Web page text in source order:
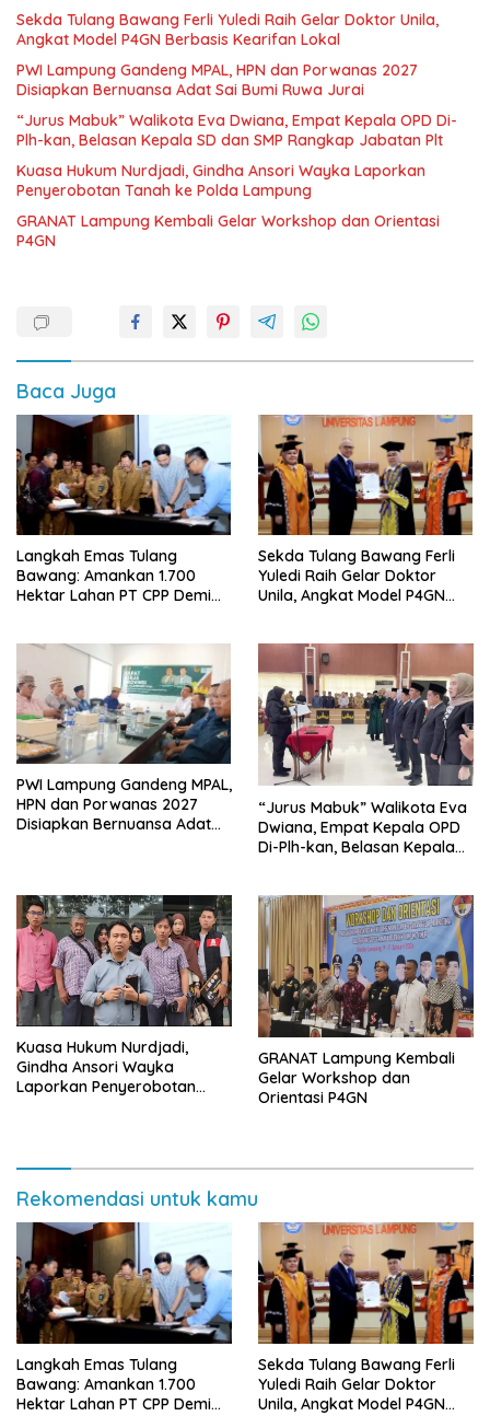
Sekda Tulang Bawang Ferli Yuledi Raih Gelar Doktor Unila,
Angkat Model P4GN Berbasis Kearifan Lokal
PWI Lampung Gandeng MPAL, HPN dan Porwanas 2027
Disiapkan Bernuansa Adat Sai Bumi Ruwa Jurai
“Jurus Mabuk” Walikota Eva Dwiana, Empat Kepala OPD Di-
Plh-kan, Belasan Kepala SD dan SMP Rangkap Jabatan Plt
Kuasa Hukum Nurdjadi, Gindha Ansori Wayka Laporkan
Penyerobotan Tanah ke Polda Lampung
GRANAT Lampung Kembali Gelar Workshop dan Orientasi
P4GN
Baca Juga
Langkah Emas Tulang
Bawang: Amankan 1.700
Hektar Lahan PT CPP Demi
Sekda Tulang Bawang Ferli
Yuledi Raih Gelar Doktor
Unila, Angkat Model P4GN
PWI Lampung Gandeng MPAL,
HPN dan Porwanas 2027
Disiapkan Bernuansa Adat
“Jurus Mabuk” Walikota Eva
Dwiana, Empat Kepala OPD
Di-Plh-kan, Belasan Kepala
Kuasa Hukum Nurdjadi,
Gindha Ansori Wayka
Laporkan Penyerobotan
GRANAT Lampung Kembali
Gelar Workshop dan
Orientasi P4GN
Rekomendasi untuk kamu
Langkah Emas Tulang
Bawang: Amankan 1.700
Hektar Lahan PT CPP Demi
Sekda Tulang Bawang Ferli
Yuledi Raih Gelar Doktor
Unila, Angkat Model P4GN